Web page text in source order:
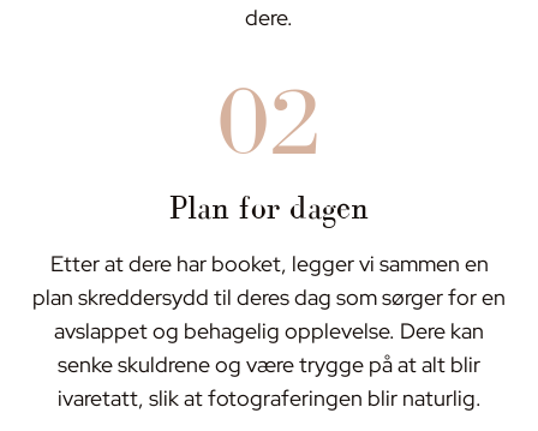
dere.
02
Plan for dagen
Etter at dere har booket, legger vi sammen en
plan skreddersydd til deres dag som sørger for en
avslappet og behagelig opplevelse. Dere kan
senke skuldrene og være trygge på at alt blir
ivaretatt, slik at fotograferingen blir naturlig.